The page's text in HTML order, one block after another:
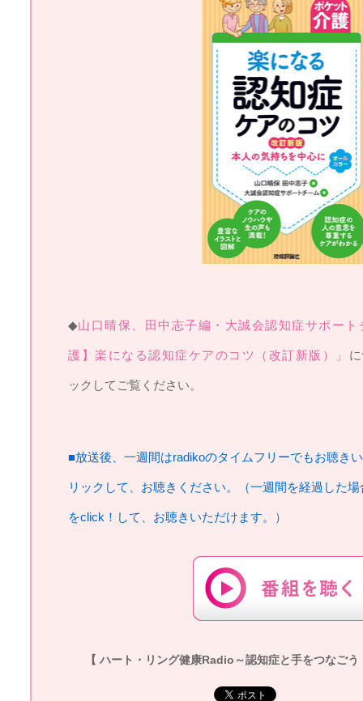
◆山口晴保、田中志子編・大誠会認知症サポー
護】楽になる認知症ケアのコツ（改訂新版）」
ックしてご覧ください。
■放送後、一週間はradikoのタイムフリーでもお聴き
リックして、お聴きください。（一週間を経過した
をclick！して、お聴きいただけます。）
【 ハート・リング健康Radio～認知症と手をつなご